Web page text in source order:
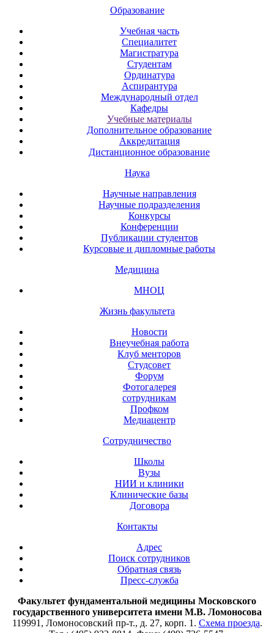
Образование
Учебная часть
Специалитет
Магистратура
Студентам
Ординатура
Аспирантура
Международный отдел
Кафедры
Учебные материалы
Дополнительное образование
Аккредитация
Дистанционное образование
Наука
Научные направления
Научные подразделения
Конкурсы
Конференции
Публикации студентов
Курсовые и дипломные работы
Медицина
МНОЦ
Жизнь факультета
Новости
Внеучебная работа
Клуб менторов
Студсовет
Форум
Фотогалерея
сотрудникам
Профком
Медиацентр
Сотрудничество
Школы
Вузы
НИИ и клиники
Клинические базы
Договора
Контакты
Адрес
Поиск сотрудников
Обратная связь
Пресс-служба
Факультет фундаментальной медицины Московского
государственного университета имени М.В. Ломоносова
119991, Ломоносовский пр-т., д. 27, корп. 1. Схема проезда.